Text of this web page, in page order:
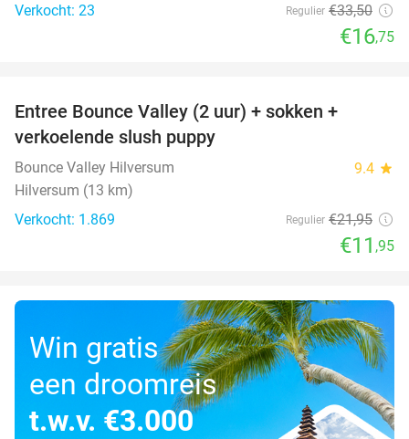
Verkocht: 23
Regulier €33,50
€16,75
Entree Bounce Valley (2 uur) + sokken +
verkoelende slush puppy
Bounce Valley Hilversum 9.4 star
Hilversum (13 km)
Verkocht: 1.869
Regulier €21,95
€11 ,95
Win gratis
een droomreis
t.w.v. €3.000